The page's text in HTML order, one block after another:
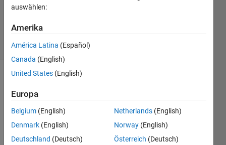
Newaz
22
solvers
1 likes
Given a
print all
its
elements
auswählen:
Amerika
América Latina (Español)
Canada (English)
United States (English)
Europa
Belgium (English)
Denmark (English)
Deutschland (Deutsch)
Netherlands (English)
Norway (English)
Österreich (Deutsch)